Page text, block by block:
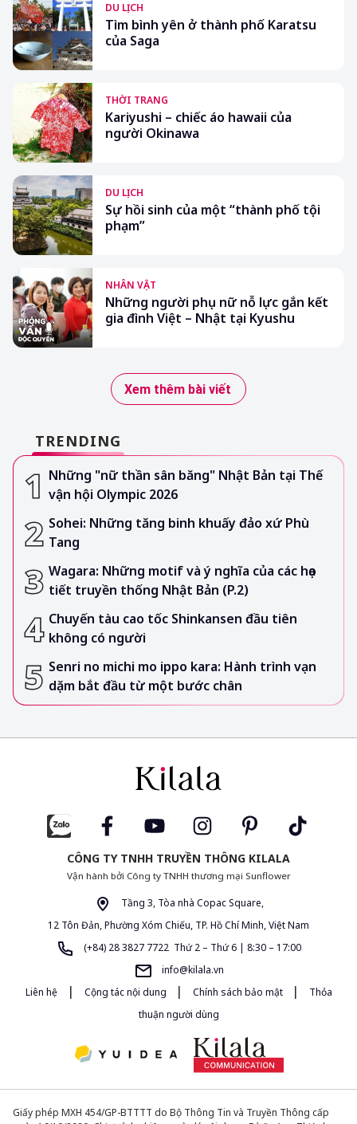
DU LỊCH
Tìm bình yên ở thành phố Karatsu
của Saga
THỜI TRANG
Kariyushi – chiếc áo hawaii của
người Okinawa
DU LỊCH
Sự hồi sinh của một “thành phố tội
phạm”
NHÂN VẬT
Những người phụ nữ nỗ lực gắn kết
gia đình Việt – Nhật tại Kyushu
Xem thêm bài viết
TRENDING
Những "nữ thần sân băng" Nhật Bản tại Thế
vận hội Olympic 2026
Sohei: Những tăng binh khuấy đảo xứ Phù
Tang
Wagara: Những motif và ý nghĩa của các họa
tiết truyền thống Nhật Bản (P.2)
Chuyến tàu cao tốc Shinkansen đầu tiên
không có người
Senri no michi mo ippo kara: Hành trình vạn
dặm bắt đầu từ một bước chân
CÔNG TY TNHH TRUYỀN THÔNG KILALA
Vận hành bởi Công ty TNHH thương mại Sunflower
Tầng 3, Tòa nhà Copac Square,
12 Tôn Đản, Phường Xóm Chiếu, TP. Hồ Chí Minh, Việt Nam
(+84) 28 3827 7722 Thứ 2 – Thứ 6 | 8:30 – 17:00
info@kilala.vn
Liên hệ
| Cộng tác nội dung | Chính sách bảo mật |
Thỏa
thuận người dùng
Giấy phép MXH 454/GP-BTTTT do Bộ Thông Tin và Truyền Thông cấp